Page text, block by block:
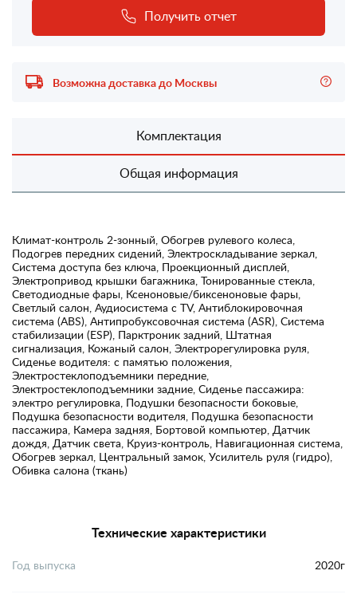
Получить отчет
Возможна доставка до Москвы
Комплектация
Общая информация
Климат-контроль 2-зонный, Обогрев рулевого колеса,
Подогрев передних сидений, Электроскладывание зеркал,
Система доступа без ключа, Проекционный дисплей,
Электропривод крышки багажника, Тонированные стекла,
Светодиодные фары, Ксеноновые/биксеноновые фары,
Светлый салон, Аудиосистема с TV, Антиблокировочная
система (ABS), Антипробуксовочная система (ASR), Система
стабилизации (ESP), Парктроник задний, Штатная
сигнализация, Кожаный салон, Электрорегулировка руля,
Сиденье водителя: с памятью положения,
Электростеклоподъемники передние,
Электростеклоподъемники задние, Сиденье пассажира:
электро регулировка, Подушки безопасности боковые,
Подушка безопасности водителя, Подушка безопасности
пассажира, Камера задняя, Бортовой компьютер, Датчик
дождя, Датчик света, Круиз-контроль, Навигационная система,
Обогрев зеркал, Центральный замок, Усилитель руля (гидро),
Обивка салона (ткань)
Технические характеристики
Год выпуска 2020г